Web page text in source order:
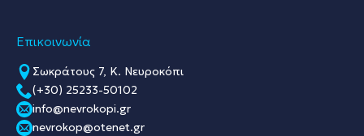
Επικοινωνία
Σωκράτους 7, Κ. Νευροκόπι
(+30) 25233-50102
info@nevrokopi.gr
nevrokop@otenet.gr